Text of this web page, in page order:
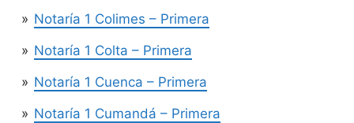
Notaría 1 Colimes – Primera
Notaría 1 Colta – Primera
Notaría 1 Cuenca – Primera
Notaría 1 Cumandá – Primera